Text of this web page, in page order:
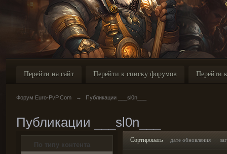
Перейти на сайт Перейти к списку форумов Перейти
Форум Euro-PvP.Com → Публикации ___sl0n___
Публикации ___sl0n___
По типу контента
Сортировать дате обновления